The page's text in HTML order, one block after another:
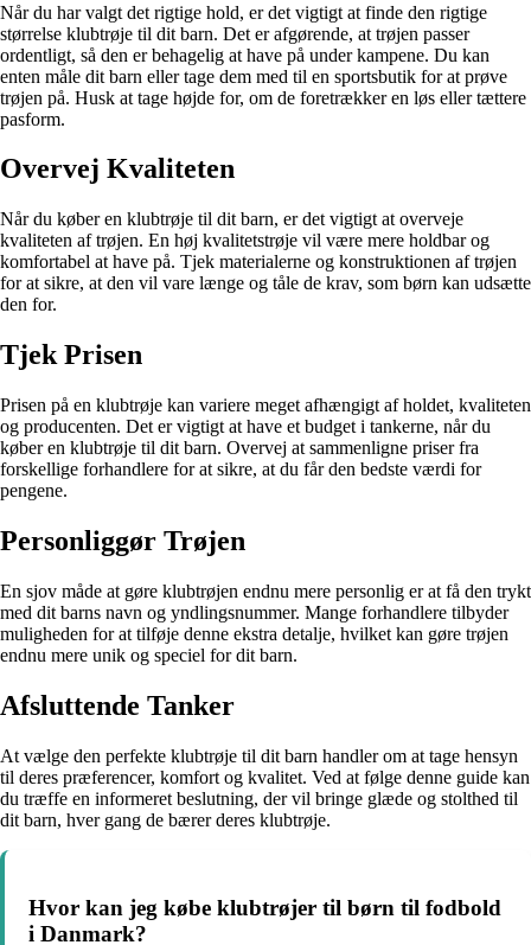
Når du har valgt det rigtige hold, er det vigtigt at finde den rigtige
størrelse klubtrøje til dit barn. Det er afgørende, at trøjen passer
ordentligt, så den er behagelig at have på under kampene. Du kan
enten måle dit barn eller tage dem med til en sportsbutik for at prøve
trøjen på. Husk at tage højde for, om de foretrækker en løs eller tættere
pasform.
Overvej Kvaliteten
Når du køber en klubtrøje til dit barn, er det vigtigt at overveje
kvaliteten af trøjen. En høj kvalitetstrøje vil være mere holdbar og
komfortabel at have på. Tjek materialerne og konstruktionen af trøjen
for at sikre, at den vil vare længe og tåle de krav, som børn kan udsætte
den for.
Tjek Prisen
Prisen på en klubtrøje kan variere meget afhængigt af holdet, kvaliteten
og producenten. Det er vigtigt at have et budget i tankerne, når du
køber en klubtrøje til dit barn. Overvej at sammenligne priser fra
forskellige forhandlere for at sikre, at du får den bedste værdi for
pengene.
Personliggør Trøjen
En sjov måde at gøre klubtrøjen endnu mere personlig er at få den trykt
med dit barns navn og yndlingsnummer. Mange forhandlere tilbyder
muligheden for at tilføje denne ekstra detalje, hvilket kan gøre trøjen
endnu mere unik og speciel for dit barn.
Afsluttende Tanker
At vælge den perfekte klubtrøje til dit barn handler om at tage hensyn
til deres præferencer, komfort og kvalitet. Ved at følge denne guide kan
du træffe en informeret beslutning, der vil bringe glæde og stolthed til
dit barn, hver gang de bærer deres klubtrøje.
Hvor kan jeg købe klubtrøjer til børn til fodbold
i Danmark?